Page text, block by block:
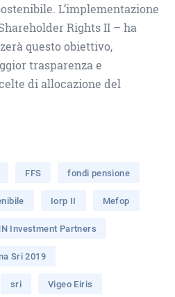
L’implementazione
Rights II – ha
questo obiettivo,
trasparenza e
di allocazione del
FFS fondi pensione
Iorp II Mefop
Investment Partners
Sri 2019
sri Vigeo Eiris